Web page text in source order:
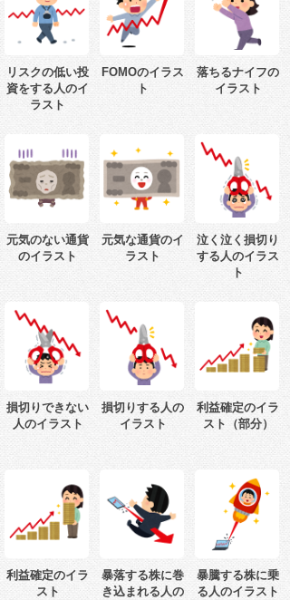
リスクの低い投
資をする人のイ
ラスト
FOMOのイラス
ト
落ちるナイフの
イラスト
元気のない通貨
のイラスト
元気な通貨のイ
ラスト
泣く泣く損切り
する人のイラス
ト
損切りできない
人のイラスト
損切りする人の
イラスト
利益確定のイラ
スト（部分）
利益確定のイラ
スト
暴落する株に巻
き込まれる人の
暴騰する株に乗
る人のイラスト